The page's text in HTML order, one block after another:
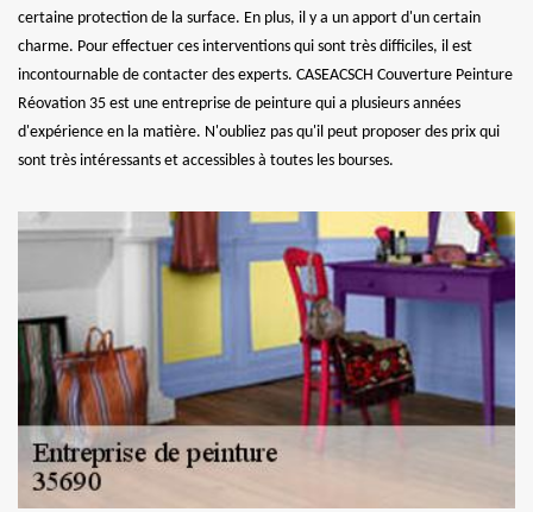
certaine protection de la surface. En plus, il y a un apport d'un certain
charme. Pour effectuer ces interventions qui sont très difficiles, il est
incontournable de contacter des experts. CASEACSCH Couverture Peinture
Réovation 35 est une entreprise de peinture qui a plusieurs années
d'expérience en la matière. N'oubliez pas qu'il peut proposer des prix qui
sont très intéressants et accessibles à toutes les bourses.